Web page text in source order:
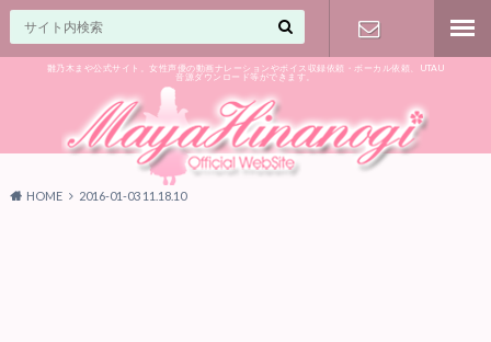
雛乃木まや公式サイト。女性声優の動画ナレーションやボイス収録依頼・ボーカル依頼、UTAU
音源ダウンロード等ができます。
気軽に♪
HOME 2016-01-03 11.18.10